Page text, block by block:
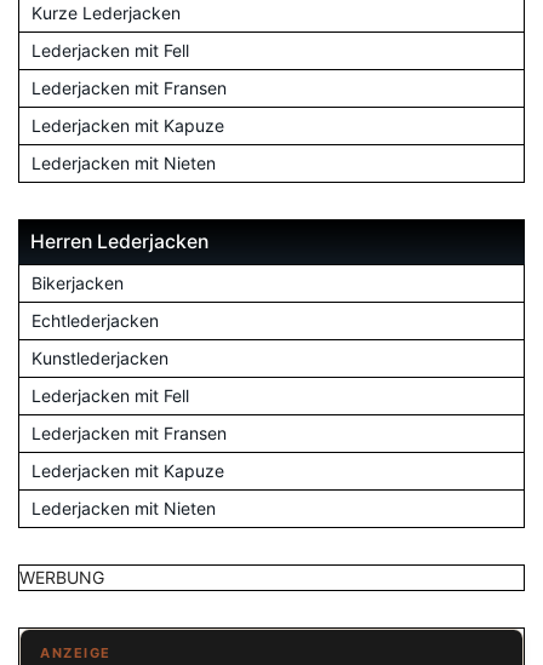
Kurze Lederjacken
Lederjacken mit Fell
Lederjacken mit Fransen
Lederjacken mit Kapuze
Lederjacken mit Nieten
Herren Lederjacken
Bikerjacken
Echtlederjacken
Kunstlederjacken
Lederjacken mit Fell
Lederjacken mit Fransen
Lederjacken mit Kapuze
Lederjacken mit Nieten
WERBUNG
ANZEIGE